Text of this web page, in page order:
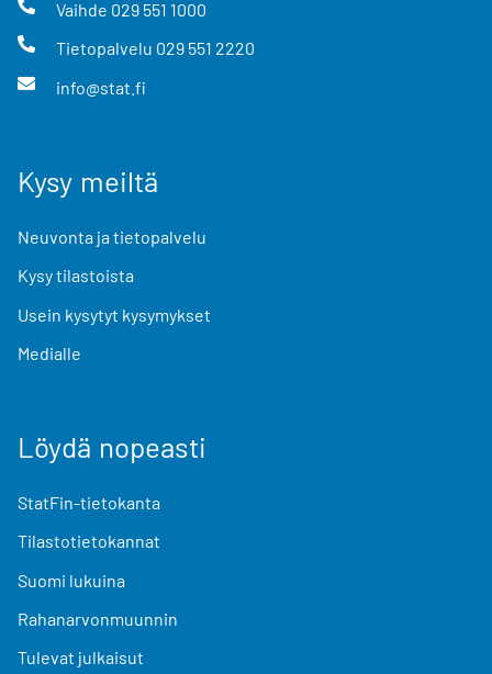
Vaihde 029 551 1000
Tietopalvelu 029 551 2220
info@stat.fi
Kysy meiltä
Neuvonta ja tietopalvelu
Kysy tilastoista
Usein kysytyt kysymykset
Medialle
Löydä nopeasti
StatFin-tietokanta
Tilastotietokannat
Suomi lukuina
Rahanarvonmuunnin
Tulevat julkaisut